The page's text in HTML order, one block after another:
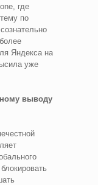
где
по
Яндекса на
уже
выводу